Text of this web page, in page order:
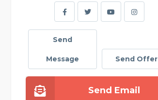
Send
Message Send Offer
Send Email